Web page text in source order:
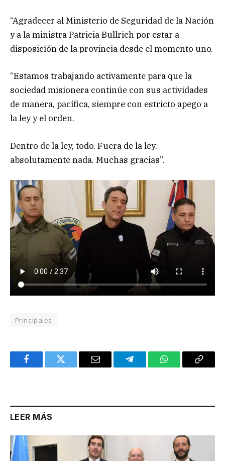
“Agradecer al Ministerio de Seguridad de la Nación
y a la ministra Patricia Bullrich por estar a
disposición de la provincia desde el momento uno.
“Estamos trabajando activamente para que la
sociedad misionera continúe con sus actividades
de manera, pacífica, siempre con estricto apego a
la ley y el orden.
Dentro de la ley, todo. Fuera de la ley,
absolutamente nada. Muchas gracias”.
Principales
FacebookTwitter Email TelegramWhatsAppCopy
LEER MÁS